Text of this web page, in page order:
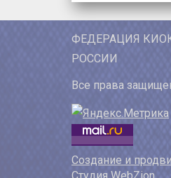
ФЕДЕРАЦИЯ
РОССИИ
Все права
Создание и